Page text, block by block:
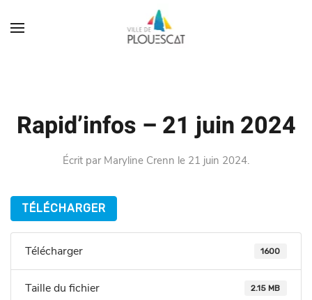
Rapid’infos – 21 juin 2024
Écrit par Maryline Crenn le 21 juin 2024.
TÉLÉCHARGER
Télécharger 1600
Taille du fichier 2.15 MB